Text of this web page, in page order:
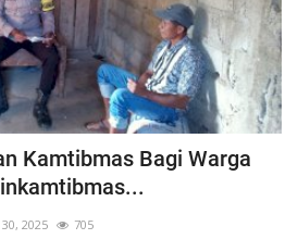
Kamtibmas Bagi Warga
30, 2025 705